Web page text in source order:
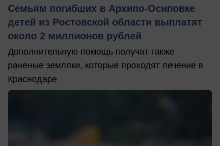
Семьям погибших в Архипо-Осиповке
детей из Ростовской области выплатят
около 2 миллионов рублей
Дополнительную помощь получат также
раненые земляки, которые проходят лечение в
Краснодаре